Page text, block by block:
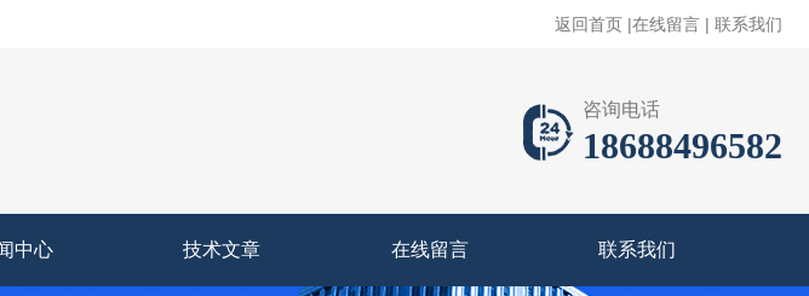
返回首页 |在线留言 | 联系我们
咨询电话
18688496582
中心 技术文章 在线留言 联系我们